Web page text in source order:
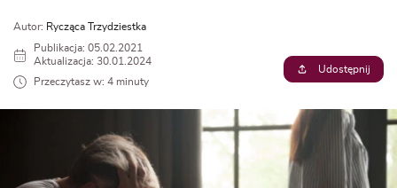
Autor: Rycząca Trzydziestka
Publikacja: 05.02.2021
Aktualizacja: 30.01.2024
Przeczytasz w: 4 minuty
Udostępnij